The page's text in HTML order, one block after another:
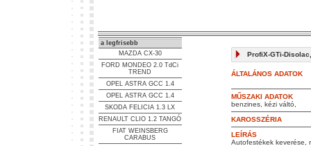
a legfrisebb
MAZDA CX-30
FORD MONDEO 2.0 TdCi
TREND
OPEL ASTRA GCC 1.4
OPEL ASTRA GCC 1.4
SKODA FELICIA 1.3 LX
RENAULT CLIO 1.2 TANGÓ
FIAT WEINSBERG
CARABUS
ProfiX-GTi-
ÁLTALÁNOS ADATOK
MŰSZAKI ADATOK
benzines, kézi váltó,
KAROSSZÉRIA
LEÍRÁS
Autofestékek keverése,